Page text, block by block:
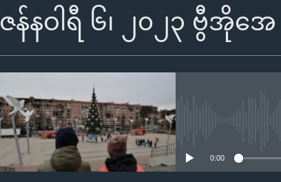
Apple
Spotify
ဇန်နဝါရီ ၆၊ ၂၀၂၃ ဗွီအိုအေ
0:00